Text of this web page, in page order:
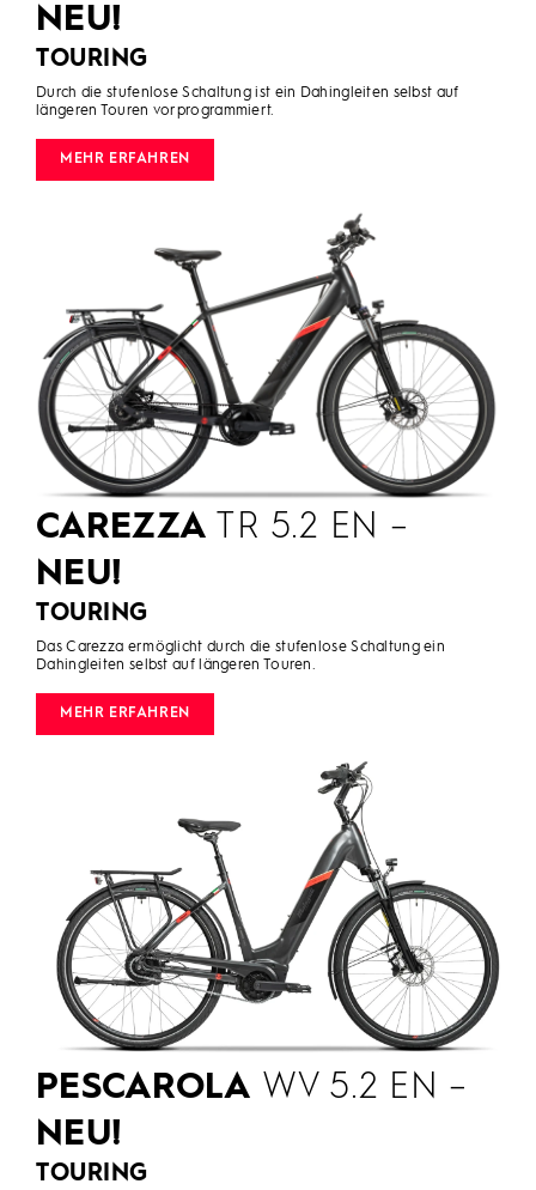
NEU!
TOURING
Durch die stufenlose Schaltung ist ein Dahingleiten selbst auf
längeren Touren vorprogrammiert.
MEHR ERFAHREN
CAREZZA TR 5.2 EN –
NEU!
TOURING
Das Carezza ermöglicht durch die stufenlose Schaltung ein
Dahingleiten selbst auf längeren Touren.
MEHR ERFAHREN
PESCAROLA WV 5.2 EN –
NEU!
TOURING